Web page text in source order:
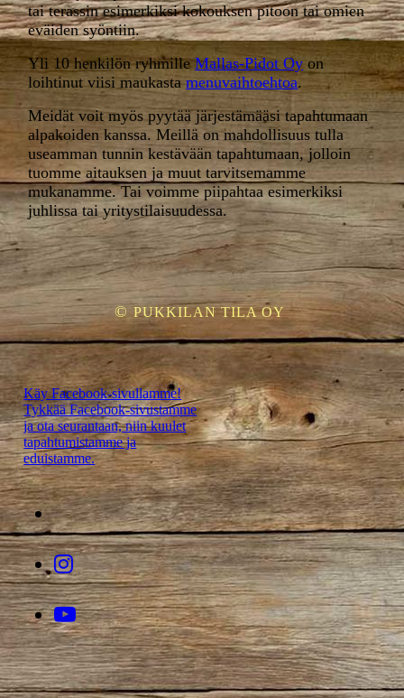
tai terassin esimerkiksi kokouksen pitoon tai omien
eväiden syöntiin.
Yli 10 henkilön ryhmilleMallas-Pidot Oy on
loihtinut viisi maukastamenuvaihtoehtoa.
Meidät voit myös pyytää järjestämääsi tapahtumaan
alpakoiden kanssa. Meillä on mahdollisuus tulla
useamman tunnin kestävään tapahtumaan, jolloin
tuomme aitauksen ja muut tarvitsemamme
mukanamme. Tai voimme piipahtaa esimerkiksi
juhlissa tai yritystilaisuudessa.
© PUKKILAN TILA OY
Käy Facebook-sivullamme!
Tykkää Facebook-sivustamme
ja ota seurantaan, niin kuulet
tapahtumistamme ja
eduistamme.